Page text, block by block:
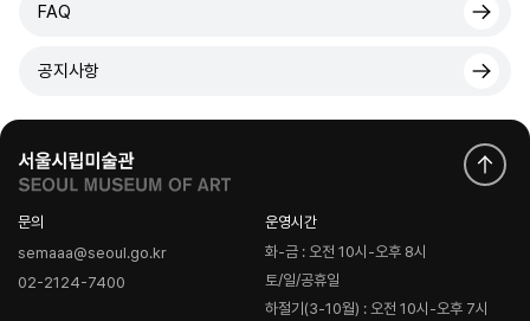
FAQ
공지사항
문의
semaaa@seoul.go.kr
02-2124-7400
운영시간
화-금 : 오전 10시-오후 8시
토/일/공휴일
하절기(3-10월) : 오전 10시-오후 7시